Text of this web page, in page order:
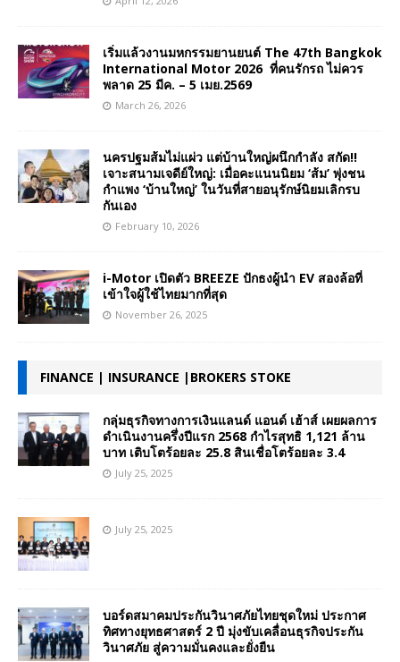
เริ่มแล้วงานมหกรรมยานยนต์ The 47th Bangkok
International Motor 2026 ที่คนรักรถ ไม่ควร
พลาด 25 มีค. – 5 เมย.2569
March 26, 2026
นครปฐมส้มไม่แผ่ว แต่บ้านใหญ่ผนึกกำลัง สกัด!!
เจาะสนามเจดีย์ใหญ่: เมื่อคะแนนนิยม ‘ส้ม’ พุ่งชน
กำแพง ‘บ้านใหญ่’ ในวันที่สายอนุรักษ์นิยมเลิกรบ
กันเอง
February 10, 2026
i-Motor เปิดตัว BREEZE ปักธงผู้นำ EV สองล้อที่
เข้าใจผู้ใช้ไทยมากที่สุด
November 26, 2025
FINANCE | INSURANCE |BROKERS STOKE
กลุ่มธุรกิจทางการเงินแลนด์ แอนด์ เฮ้าส์ เผยผลการ
ดำเนินงานครึ่งปีแรก 2568 กำไรสุทธิ 1,121 ล้าน
บาท เติบโตร้อยละ 25.8 สินเชื่อโตร้อยละ 3.4
July 25, 2025
July 25, 2025
บอร์ดสมาคมประกันวินาศภัยไทยชุดใหม่ ประกาศ
ทิศทางยุทธศาสตร์ 2 ปี มุ่งขับเคลื่อนธุรกิจประกัน
วินาศภัย สู่ความมั่นคงและยั่งยืน